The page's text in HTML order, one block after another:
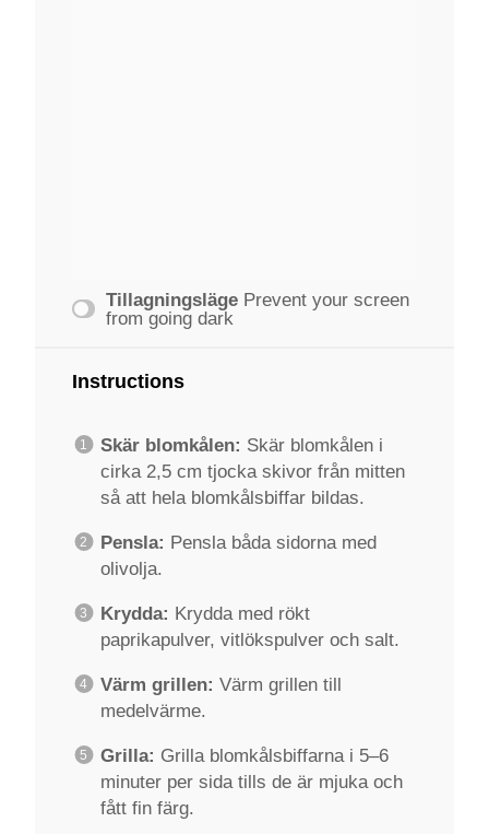
Tillagningsläge Prevent your screen
from going dark
Instructions
Skär blomkålen: Skär blomkålen i
cirka 2,5 cm tjocka skivor från mitten
så att hela blomkålsbiffar bildas.
Pensla: Pensla båda sidorna med
olivolja.
Krydda: Krydda med rökt
paprikapulver, vitlökspulver och salt.
Värm grillen: Värm grillen till
medelvärme.
Grilla: Grilla blomkålsbiffarna i 5–6
minuter per sida tills de är mjuka och
fått fin färg.